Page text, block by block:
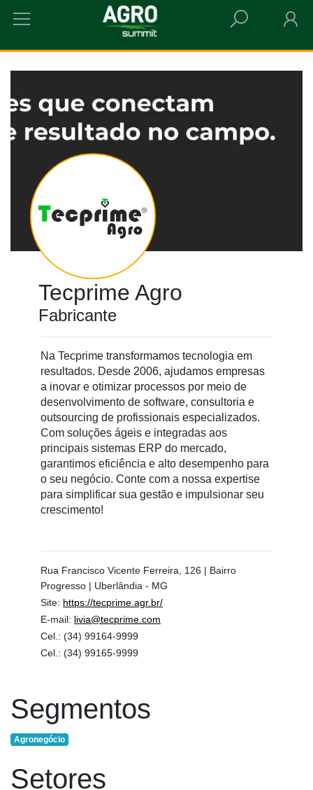
Notícias
Mercado
Troca
Cadeira
HOME TECPRIME AGRO
Tecprime Agro
Fabricante
Na Tecprime transformamos tecnologia em
resultados. Desde 2006, ajudamos empresas
a inovar e otimizar processos por meio de
desenvolvimento de software, consultoria e
outsourcing de profissionais especializados.
Com soluções ágeis e integradas aos
principais sistemas ERP do mercado,
garantimos eficiência e alto desempenho para
o seu negócio. Conte com a nossa expertise
para simplificar sua gestão e impulsionar seu
crescimento!
Rua Francisco Vicente Ferreira, 126 | Bairro
Progresso | Uberlândia - MG
Site: https://tecprime.agr.br/
E-mail: livia@tecprime.com
Cel.: (34) 99164-9999
Cel.: (34) 99165-9999
Segmentos
Agronegócio
Setores